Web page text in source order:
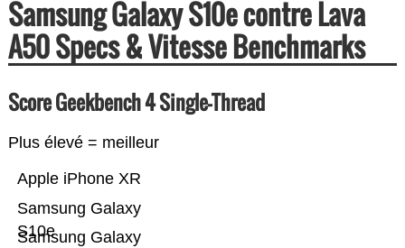
Samsung Galaxy S10e contre Lava
A50 Specs & Vitesse Benchmarks
Score Geekbench 4 Single-Thread
Plus élevé = meilleur
Samsung Galaxy
Samsung Galaxy
S10e
Apple iPhone XR